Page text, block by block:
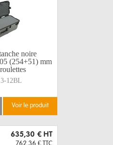
noire
(254+51) mm
12BL
voir le produit
635,30 € HT
762,36 € TTC